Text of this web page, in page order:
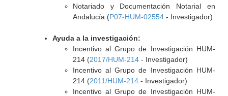
Notariado y Documentación Notarial en
Andalucía (P07-HUM-02554- Investigador)
Ayuda a la investigación:
Incentivo al Grupo de Investigación HUM-
214 (2017/HUM-214- Investigador)
Incentivo al Grupo de Investigación HUM-
214 (2011/HUM-214- Investigador)
Incentivo al Grupo de Investigación HUM-